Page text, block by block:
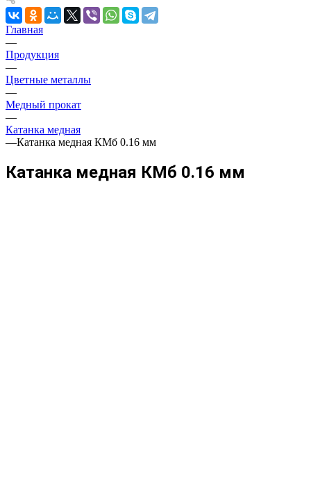
Главная
—
Продукция
—
Цветные металлы
—
Медный прокат
—
Катанка медная
—Катанка медная КМб 0.16 мм
Катанка медная КМб 0.16 мм